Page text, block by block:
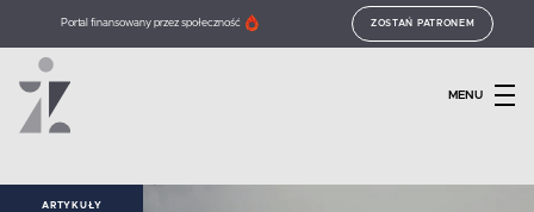
Portal finansowany przez społeczność ZOSTAŃ PATRONEM
MENU
ARTYKUŁY